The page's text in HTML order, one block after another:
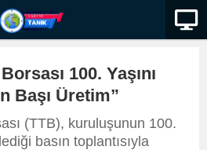
100. Yaşını
Başı Üretim”
(TTB), kuruluşunun 100.
basın toplantısıyla